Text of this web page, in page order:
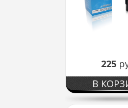
225
В